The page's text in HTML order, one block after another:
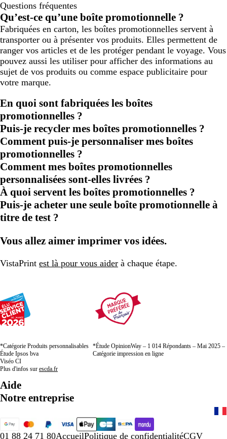
Questions fréquentes
Qu’est-ce qu’une boîte promotionnelle ?
Fabriquées en carton, les boîtes promotionnelles servent à
transporter ou à présenter vos produits. Elles permettent de
ranger vos articles et de les protéger pendant le voyage. Vous
pouvez aussi les utiliser pour afficher des informations au
sujet de vos produits ou comme espace publicitaire pour
votre marque.
En quoi sont fabriquées les boîtes
promotionnelles ?
Puis-je recycler mes boîtes promotionnelles ?
Comment puis-je personnaliser mes boîtes
promotionnelles ?
Comment mes boîtes promotionnelles
personnalisées sont-elles livrées ?
À quoi servent les boîtes promotionnelles ?
Puis-je acheter une seule boîte promotionnelle à
titre de test ?
Vous allez aimer imprimer vos idées.
VistaPrint est là pour vous aider à chaque étape.
*Catégorie Produits personnalisables
Étude Ipsos bva
Viséo CI
Plus d'infos sur escda.fr
*Étude OpinionWay – 1 014 Répondants – Mai 2025 –
Catégorie impression en ligne
Aide
Notre entreprise
01 88 24 71 80AccueilPolitique de confidentialitéCGV